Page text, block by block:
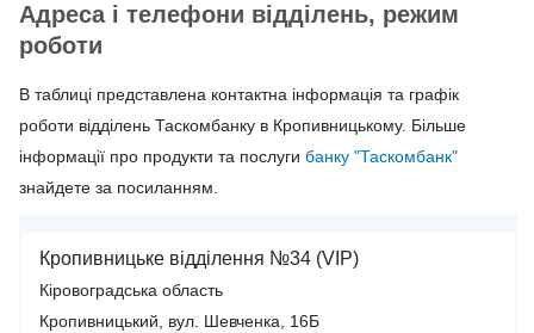
Адреса і телефони відділень, режим
роботи
В таблиці представлена контактна інформація та графік
роботи відділень Таскомбанку в Кропивницькому. Більше
інформації про продукти та послуги банку "Таскомбанк"
знайдете за посиланням.
Кропивницьке відділення №34 (VIP)
Кіровоградська область
Кропивницький, вул. Шевченка, 16Б